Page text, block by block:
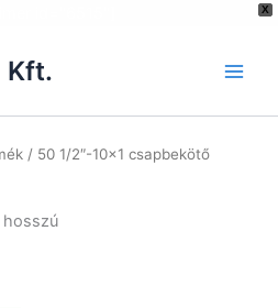
X
Kft.
/ 50 1/2″-10×1 csapbekötő
hosszú